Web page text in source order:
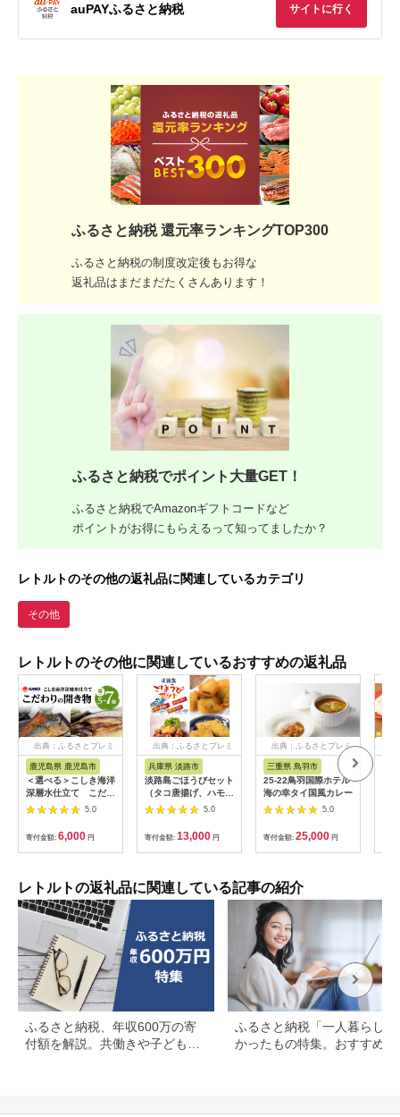
auPAYふるさと納税 サイトに行く
ふるさと納税 還元率ランキングTOP300
ふるさと納税の制度改定後もお得な
返礼品はまだまだたくさんあります！
ふるさと納税でポイント大量GET！
ふるさと納税でAmazonギフトコードなど
ポイントがお得にもらえるって知ってましたか？
レトルトのその他の返礼品に関連しているカテゴリ
その他
レトルトのその他に関連しているおすすめの返礼品
出典：ふるさとプレミ
アム
鹿児島県 鹿児島市
＜選べる＞こしき海洋
深層水仕立て こだわ
りの開き物 K065-
5.0
寄付金額: 6,000 円
出典：ふるさとプレミ
兵庫県 淡路市
淡路島ごほうびセット
（タコ唐揚げ、ハモ・
サワラフライ）5.0
寄付金額: 13,000 円
出典：ふるさとプレミ
アム
三重県 鳥羽市
25-22鳥羽国際ホテル
海の幸タイ国風カレー
5.0
寄付金額: 25,000 円
レトルトの返礼品に関連している記事の紹介
ふるさと納税、年収600万の寄
付額を解説。共働きや子どもが
ふるさと納税「一人暮らし」
かったもの特集。おすすめ返